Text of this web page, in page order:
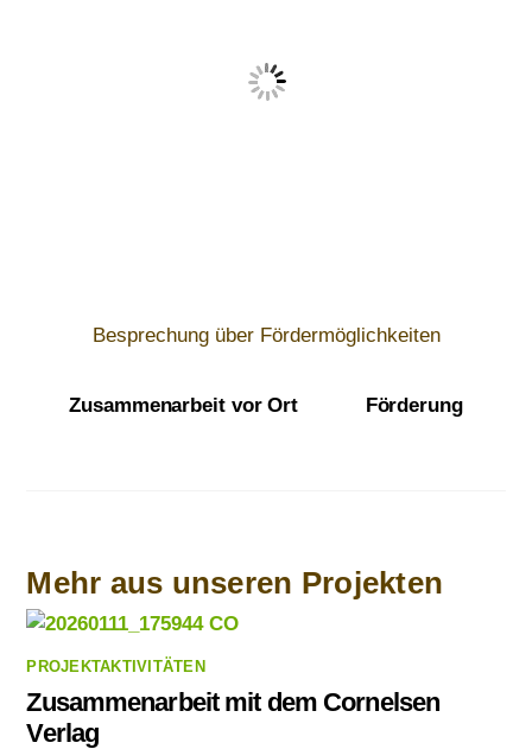
Besprechung über Fördermöglichkeiten
Zusammenarbeit vor Ort Förderung
PROJEKTAKTIVITÄTEN
Zusammenarbeit mit dem Cornelsen
Verlag